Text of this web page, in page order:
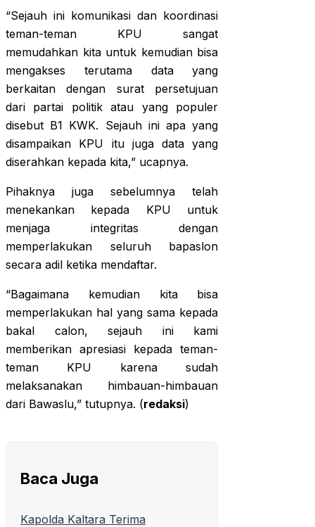
“Sejauh ini komunikasi dan koordinasi
teman-teman KPU sangat
memudahkan kita untuk kemudian bisa
mengakses terutama data yang
berkaitan dengan surat persetujuan
dari partai politik atau yang populer
disebut B1 KWK. Sejauh ini apa yang
disampaikan KPU itu juga data yang
diserahkan kepada kita,” ucapnya.
Pihaknya juga sebelumnya telah
menekankan kepada KPU untuk
menjaga integritas dengan
memperlakukan seluruh bapaslon
secara adil ketika mendaftar.
“Bagaimana kemudian kita bisa
memperlakukan hal yang sama kepada
bakal calon, sejauh ini kami
memberikan apresiasi kepada teman-
teman KPU karena sudah
melaksanakan himbauan-himbauan
dari Bawaslu,” tutupnya. (redaksi)
Baca Juga
Kapolda Kaltara Terima